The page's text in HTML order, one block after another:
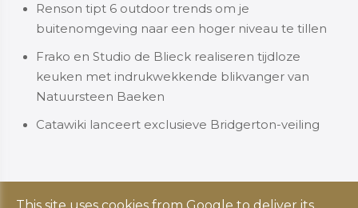
Renson tipt 6 outdoor trends om je
buitenomgeving naar een hoger niveau te tillen
Frako en Studio de Blieck realiseren tijdloze
keuken met indrukwekkende blikvanger van
Natuursteen Baeken
Catawiki lanceert exclusieve Bridgerton-veiling